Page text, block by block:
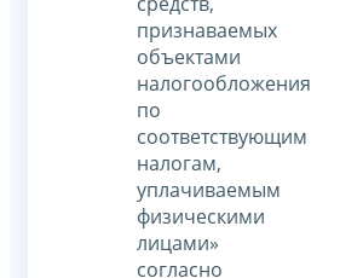
признаваемых
объектами
налогообложения
по
соответствующим
налогам,
уплачиваемым
физическими
лицами»
согласно